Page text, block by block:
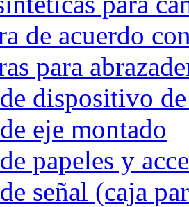
de acuerdo
para
dispositivo
eje montado
papeles y
señal (caja